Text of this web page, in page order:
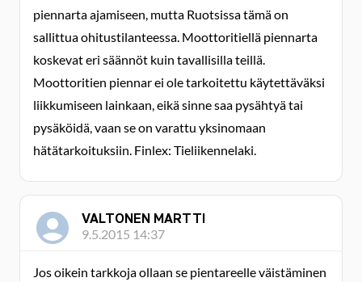
piennarta ajamiseen, mutta Ruotsissa tämä on
sallittua ohitustilanteessa. Moottoritiellä piennarta
koskevat eri säännöt kuin tavallisilla teillä.
Moottoritien piennar ei ole tarkoitettu käytettäväksi
liikkumiseen lainkaan, eikä sinne saa pysähtyä tai
pysäköidä, vaan se on varattu yksinomaan
hätätarkoituksiin. Finlex: Tieliikennelaki.
VALTONEN MARTTI
9.5.2015 14:37
Jos oikein tarkkoja ollaan se pientareelle väistäminen